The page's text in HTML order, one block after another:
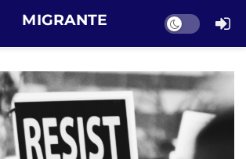
Dark mode